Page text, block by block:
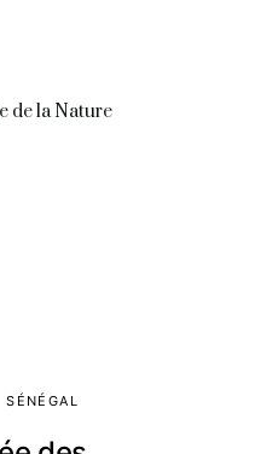
de la Nature
SÉNÉGAL